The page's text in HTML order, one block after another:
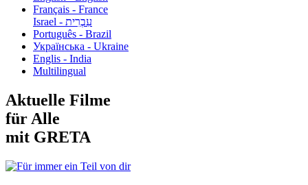
Français - France
עִבְרִית - Israel
Português - Brazil
Українська - Ukraine
Englis - India
Multilingual
Aktuelle Filme
für Alle
mit GRETA